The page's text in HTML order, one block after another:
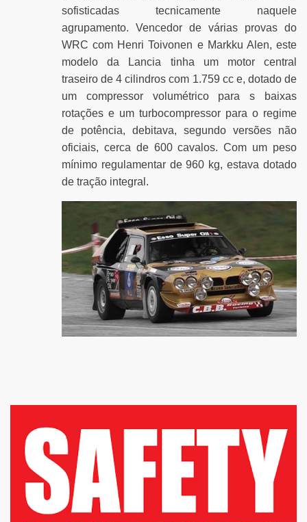
sofisticadas tecnicamente naquele
agrupamento. Vencedor de várias provas do
WRC com Henri Toivonen e Markku Alen, este
modelo da Lancia tinha um motor central
traseiro de 4 cilindros com 1.759 cc e, dotado de
um compressor volumétrico para s baixas
rotações e um turbocompressor para o regime
de potência, debitava, segundo versões não
oficiais, cerca de 600 cavalos. Com um peso
mínimo regulamentar de 960 kg, estava dotado
de tração integral.